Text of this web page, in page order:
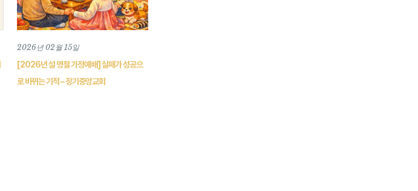
2026년 02월 15일
[2026년 설 명절 가정예배] 실패가 성공으
로 바뀌는 기적 – 장기중앙교회